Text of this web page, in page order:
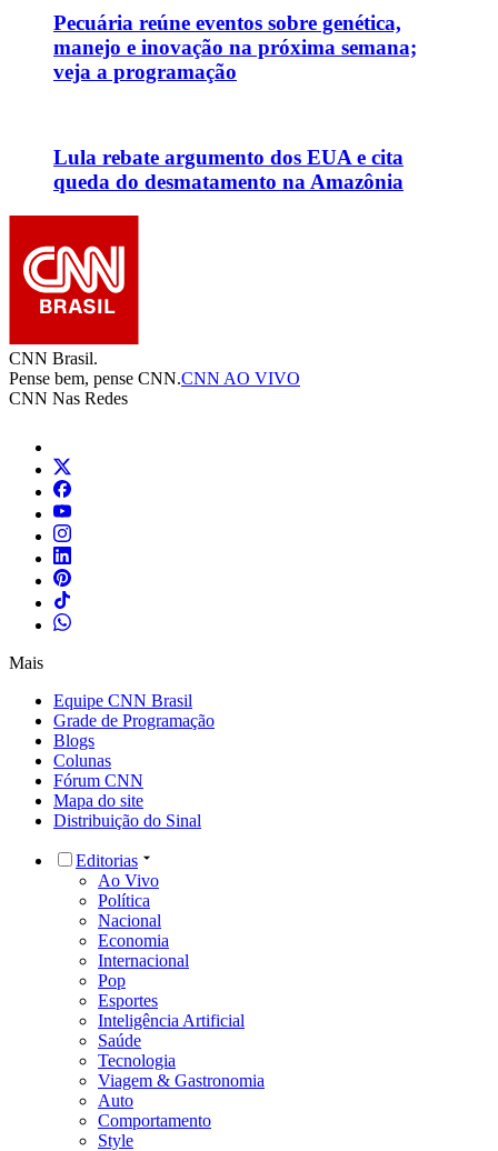
Pecuária reúne eventos sobre genética,
manejo e inovação na próxima semana;
veja a programação
Lula rebate argumento dos EUA e cita
queda do desmatamento na Amazônia
CNN Brasil.
Pense bem, pense CNN.CNN AO VIVO
CNN Nas Redes
Mais
Equipe CNN Brasil
Grade de Programação
Blogs
Colunas
Fórum CNN
Mapa do site
Distribuição do Sinal
Editorias
Ao Vivo
Política
Nacional
Economia
Internacional
Pop
Esportes
Inteligência Artificial
Saúde
Tecnologia
Viagem & Gastronomia
Auto
Comportamento
Style